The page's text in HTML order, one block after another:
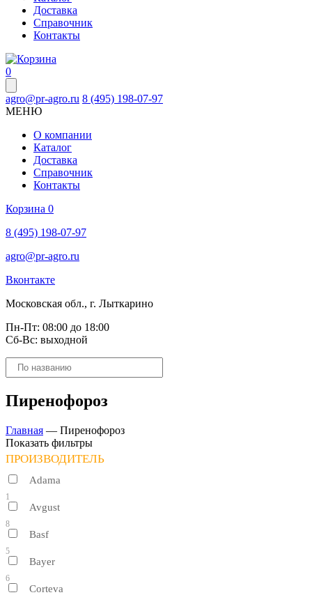
Доставка
Справочник
Контакты
0
agro@pr-agro.ru 8 (495) 198-07-97
МЕНЮ
О компании
Каталог
Доставка
Справочник
Контакты
Корзина 0
8 (495) 198-07-97
agro@pr-agro.ru
Вконтакте
Московская обл., г. Лыткарино
Пн-Пт: 08:00 до 18:00
Сб-Вс: выходной
Поиск
товаров
Пиренофороз
Главная — Пиренофороз
Показать фильтры
ПРОИЗВОДИТЕЛЬ
Adama
1
Avgust
8
Basf
5
Bayer
6
Corteva